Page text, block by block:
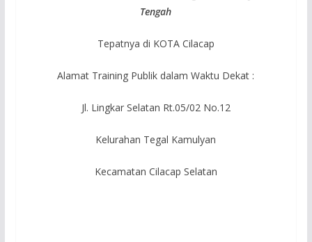
Tengah
Tepatnya di KOTA Cilacap
Alamat Training Publik dalam Waktu Dekat :
Jl. Lingkar Selatan Rt.05/02 No.12
Kelurahan Tegal Kamulyan
Kecamatan Cilacap Selatan